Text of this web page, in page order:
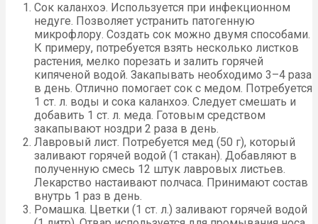
Сок каланхоэ. Используется при инфекционном
недуге. Позволяет устранить патогенную
микрофлору. Создать сок можно двумя способами.
К примеру, потребуется взять несколько листков
растения, мелко порезать и залить горячей
кипяченой водой. Закапывать необходимо 3–4 раза
в день. Отлично помогает сок с медом. Потребуется
1 ст. л. воды и сока каланхоэ. Следует смешать и
добавить 1 ст. л. меда. Готовым средством
закапывают ноздри 2 раза в день.
Лавровый лист. Потребуется мед (50 г), который
заливают горячей водой (1 стакан). Добавляют в
полученную смесь 12 штук лавровых листьев.
Лекарство настаивают полчаса. Принимают состав
внутрь 1 раз в день.
Ромашка. Цветки (1 ст. л.) заливают горячей водой